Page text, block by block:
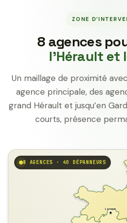
ZONE
8 agences
l’Hérault et
Un maillage de proximité
agence principale, des
grand Hérault et jusqu’en
courts, présence
Laroque
8 AGENCES · 40 DÉPANNEURS